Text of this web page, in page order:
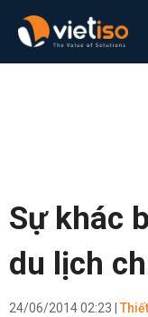
Sự khác
du lịch
24/06/2014 02:23 |